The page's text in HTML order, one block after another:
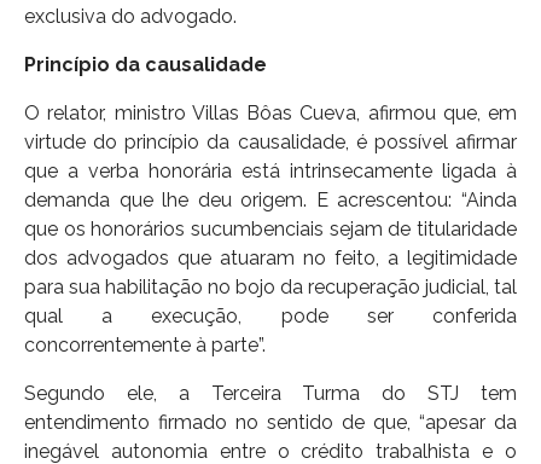
exclusiva do advogado.
Princípio da causalidade
O relator, ministro Villas Bôas Cueva, afirmou que, em
virtude do princípio da causalidade, é possível afirmar
que a verba honorária está intrinsecamente ligada à
demanda que lhe deu origem. E acrescentou: “Ainda
que os honorários sucumbenciais sejam de titularidade
dos advogados que atuaram no feito, a legitimidade
para sua habilitação no bojo da recuperação judicial, tal
qual a execução, pode ser conferida
concorrentemente à parte”.
Segundo ele, a Terceira Turma do STJ tem
entendimento firmado no sentido de que, “apesar da
inegável autonomia entre o crédito trabalhista e o